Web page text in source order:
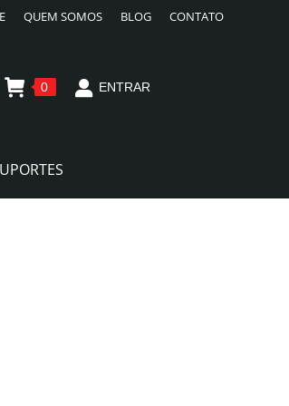
QUEM SOMOS BLOG CONTATO
0 ENTRAR